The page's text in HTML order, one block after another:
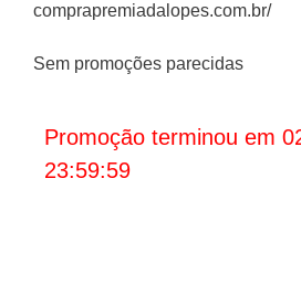
comprapremiadalopes.com.br/
Sem promoções parecidas
Promoção terminou em
23:59:59